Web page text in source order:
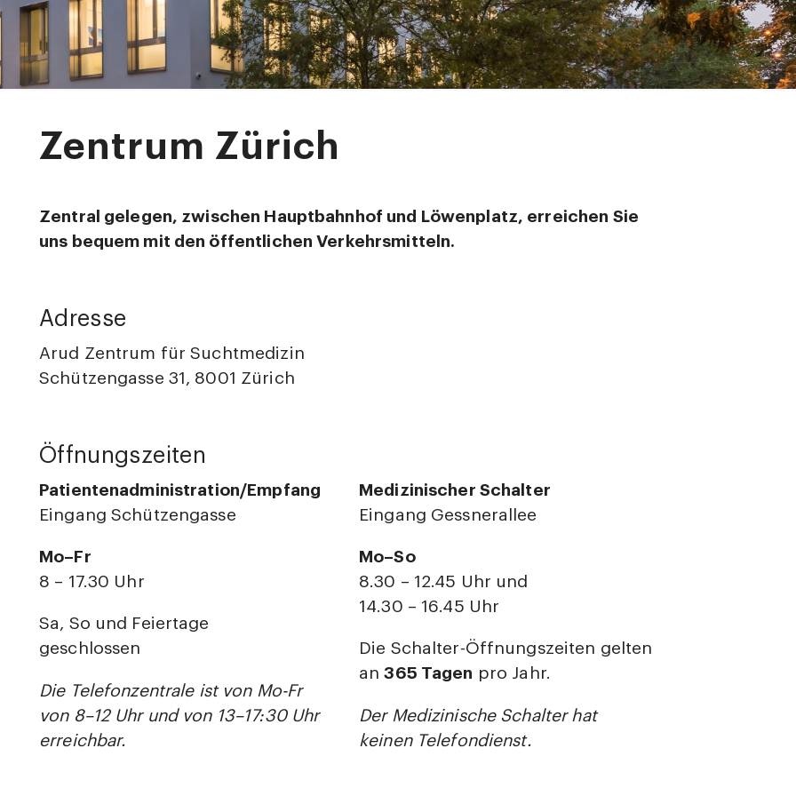
Zentrum Zürich
Zentral gelegen, zwischen Hauptbahnhof und Löwenplatz, erreichen Sie
uns bequem mit den öffentlichen Verkehrsmitteln.
Adresse
Arud Zentrum für Suchtmedizin
Schützengasse 31, 8001 Zürich
Öffnungszeiten
Patientenadministration/Empfang
Eingang Schützengasse
Mo–Fr
8 – 17.30 Uhr
Sa, So und Feiertage
geschlossen
Die Telefonzentrale ist von Mo-Fr
von 8–12 Uhr und von 13–17:30 Uhr
erreichbar.
Medizinischer Schalter
Eingang Gessnerallee
Mo–So
8.30 – 12.45 Uhr und
14.30 – 16.45 Uhr
Die Schalter-Öffnungszeiten gelten
an365 Tagen pro Jahr.
Der Medizinische Schalter hat
keinen Telefondienst.